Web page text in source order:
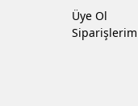
Üye Ol
Siparişlerim